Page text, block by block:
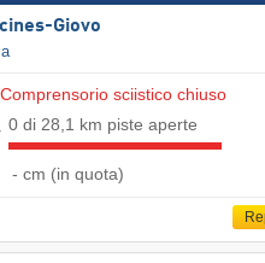
Giovo
Comprensorio sciistico chiuso
0 di 28,1 km piste aperte
- cm (in quota)